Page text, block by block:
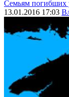
Семьям погибших
13.01.2016 17:03